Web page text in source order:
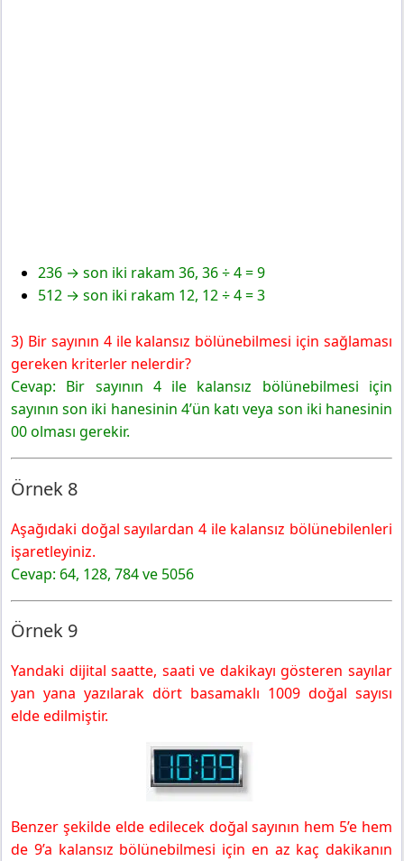
236 → son iki rakam 36, 36 ÷ 4 = 9
512 → son iki rakam 12, 12 ÷ 4 = 3
3) Bir sayının 4 ile kalansız bölünebilmesi için sağlaması
gereken kriterler nelerdir?
Cevap: Bir sayının 4 ile kalansız bölünebilmesi için
sayının son iki hanesinin 4’ün katı veya son iki hanesinin
00 olması gerekir.
Örnek 8
Aşağıdaki doğal sayılardan 4 ile kalansız bölünebilenleri
işaretleyiniz.
Cevap: 64, 128, 784 ve 5056
Örnek 9
Yandaki dijital saatte, saati ve dakikayı gösteren sayılar
yan yana yazılarak dört basamaklı 1009 doğal sayısı
elde edilmiştir.
Benzer şekilde elde edilecek doğal sayının hem 5’e hem
de 9’a kalansız bölünebilmesi için en az kaç dakikanın